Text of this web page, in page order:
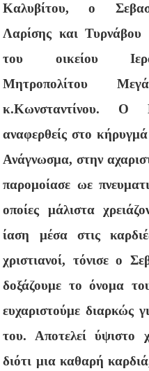
Καλυβίτου, ο
Λαρίσης και Τυρνάβου
του οικείου
Μητροπολίτου
κ.Κωνσταντίνου. Ο
αναφερθείς στο
Ανάγνωσμα, στην
παρομοίασε ωε
οποίες μάλιστα
ίαση μέσα στις
χριστιανοί, τόνισε ο
δοξάζουμε το όνομα
ευχαριστούμε διαρκώς
του. Αποτελεί ύψιστο
διότι μια καθαρή